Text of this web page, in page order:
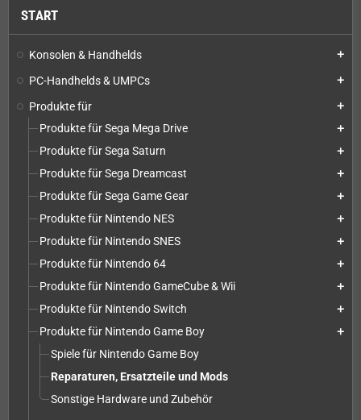
START
Konsolen & Handhelds add
PC-Handhelds & UMPCs add
Produkte für add
Produkte für Sega Mega Drive add
Produkte für Sega Saturn add
Produkte für Sega Dreamcast add
Produkte für Sega Game Gear add
Produkte für Nintendo NES add
Produkte für Nintendo SNES add
Produkte für Nintendo 64 add
Produkte für Nintendo GameCube & Wii add
Produkte für Nintendo Switch add
Produkte für Nintendo Game Boy add
Spiele für Nintendo Game Boy
Reparaturen, Ersatzteile und Mods
Sonstige Hardware und Zubehör